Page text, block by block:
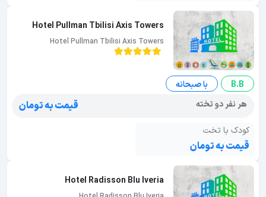
Hotel Pullman Tbilisi Axis Towers
Hotel Pullman Tbilisi Axis Towers
B.B
با صبحانه
هر نفر دو تخته
قیمت به تومان
کودک با تخت
قیمت به تومان
Hotel Radisson Blu Iveria